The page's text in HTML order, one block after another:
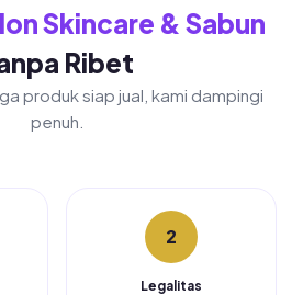
Skincare & Sabun
Ribet
produk siap jual, kami dampingi
penuh.
2
Legalitas